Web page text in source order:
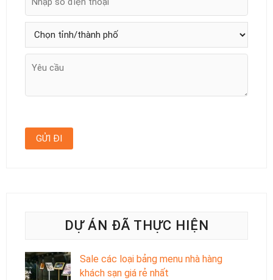
DỰ ÁN ĐÃ THỰC HIỆN
Sale các loại bảng menu nhà hàng
khách sạn giá rẻ nhất